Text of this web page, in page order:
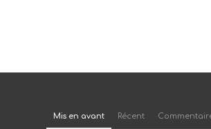
Mis en avant Récent